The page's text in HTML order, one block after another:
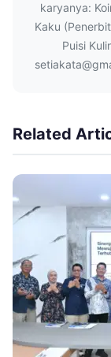
karyanya:
Kaku
Puisi
Related